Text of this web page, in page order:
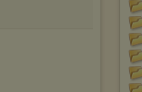
przeglądarki
plików
również usunąć pliki
w ustawieniach
znajdziesz pod